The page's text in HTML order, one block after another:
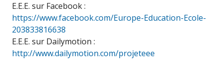
E.E.E. sur Facebook :
https://www.facebook.com/Europe-Education-Ecole-
203833816638
E.E.E. sur Dailymotion :
http://www.dailymotion.com/projeteee